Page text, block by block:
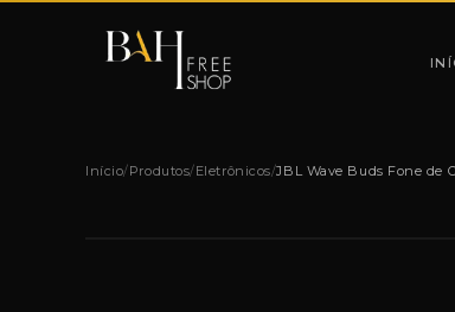
Início/Produtos/Eletrônicos/JBL Wave Buds Fone de